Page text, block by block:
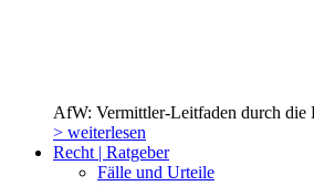
AfW: Vermittler-Leitfaden durch die
> weiterlesen
Recht | Ratgeber
Fälle und Urteile